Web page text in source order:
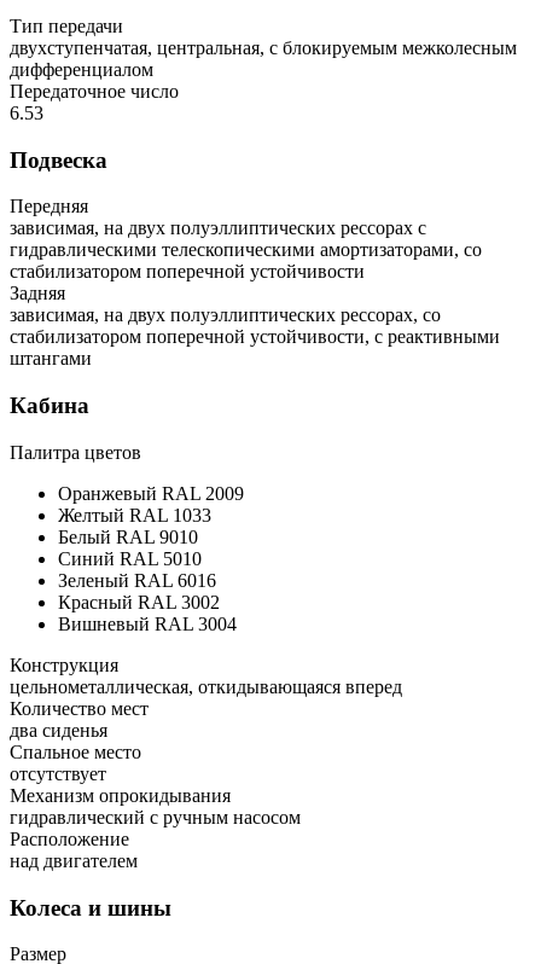
Тип передачи
двухступенчатая, центральная, с блокируемым межколесным
дифференциалом
Передаточное число
6.53
Подвеска
Передняя
зависимая, на двух полуэллиптических рессорах с
гидравлическими телескопическими амортизаторами, со
стабилизатором поперечной устойчивости
Задняя
зависимая, на двух полуэллиптических рессорах, со
стабилизатором поперечной устойчивости, с реактивными
штангами
Кабина
Палитра цветов
Оранжевый RAL 2009
Желтый RAL 1033
Белый RAL 9010
Синий RAL 5010
Зеленый RAL 6016
Красный RAL 3002
Вишневый RAL 3004
Конструкция
цельнометаллическая, откидывающаяся вперед
Количество мест
два сиденья
Спальное место
отсутствует
Механизм опрокидывания
гидравлический с ручным насосом
Расположение
над двигателем
Колеса и шины
Размер